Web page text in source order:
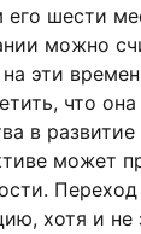
шести
можно
эти
что она
в развитие
может
хотя и не